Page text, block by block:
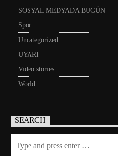
SOSYAL MEDYADA BUGÜN
Spor
Uncategorized
UYARI
Video stories
World
SEARCH